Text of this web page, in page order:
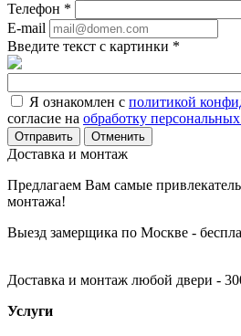
Телефон *
E-mail
Введите текст с картинки *
Я ознакомлен с политикой
согласие на обработку
Отменить
Доставка и монтаж
Предлагаем Вам самые
монтажа!
Выезд замерщика по Москве -
Доставка и монтаж любой двери -
Услуги